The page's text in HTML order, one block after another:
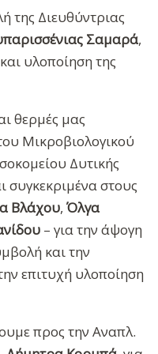
της Διευθύντριας
Σαμαρά,
υλοποίηση της
θερμές μας
Μικροβιολογικού
Δυτικής
συγκεκριμένα στους
Βλάχου, Όλγα
– για την άψογη
και την
επιτυχή υλοποίηση
προς την Αναπλ.